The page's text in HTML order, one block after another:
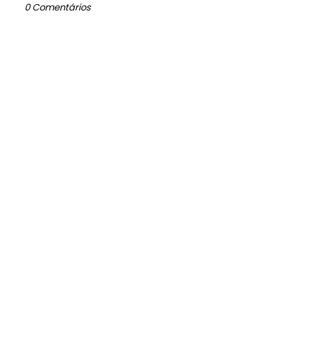
0 Comentários